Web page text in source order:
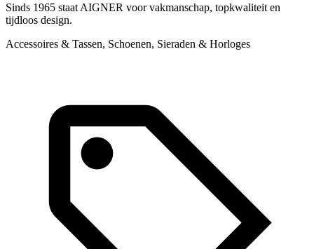
Sinds 1965 staat AIGNER voor vakmanschap, topkwaliteit en
tijdloos design.
Accessoires & Tassen, Schoenen, Sieraden & Horloges